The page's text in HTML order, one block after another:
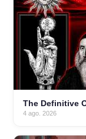
The Definitive
4 ago. 2026